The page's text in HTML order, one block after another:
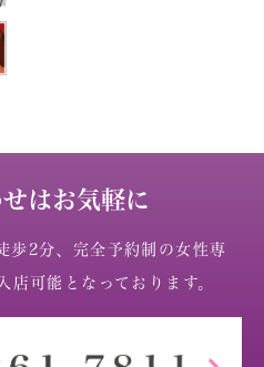
はお気軽に
歩2分、完全予約制の女性専
店可能となっております。